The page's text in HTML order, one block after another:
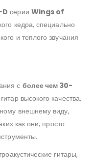
D серии Wings of
кедра, специально
и теплого звучания
с более чем 30-
высокого качества,
внешнему виду,
как они, просто
гитары,